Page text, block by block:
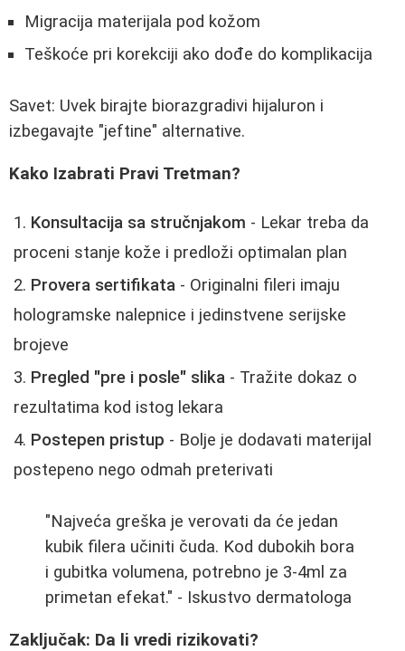
Migracija materijala pod kožom
Teškoće pri korekciji ako dođe do komplikacija
Savet: Uvek birajte biorazgradivi hijaluron i
izbegavajte "jeftine" alternative.
Kako Izabrati Pravi Tretman?
Konsultacija sa stručnjakom - Lekar treba da
proceni stanje kože i predloži optimalan plan
Provera sertifikata - Originalni fileri imaju
hologramske nalepnice i jedinstvene serijske
brojeve
Pregled "pre i posle" slika - Tražite dokaz o
rezultatima kod istog lekara
Postepen pristup - Bolje je dodavati materijal
postepeno nego odmah preterivati
"Najveća greška je verovati da će jedan
kubik filera učiniti čuda. Kod dubokih bora
i gubitka volumena, potrebno je 3-4ml za
primetan efekat." - Iskustvo dermatologa
Zaključak: Da li vredi rizikovati?